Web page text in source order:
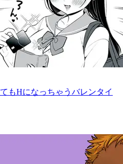
もHになっちゃうバレンタイ